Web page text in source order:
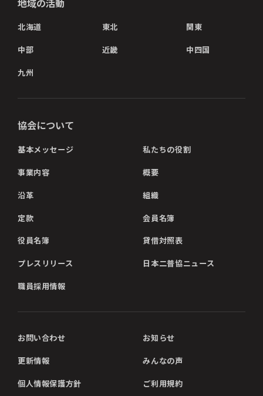
北海道 東北 関東
中部 近畿 中四国
九州
協会について
基本メッセージ 私たちの役割
事業内容 概要
沿革 組織
定款 会員名簿
役員名簿 貸借対照表
プレスリリース 日本二普協ニュース
職員採用情報
お問い合わせ お知らせ
更新情報 みんなの声
個人情報保護方針 ご利用規約